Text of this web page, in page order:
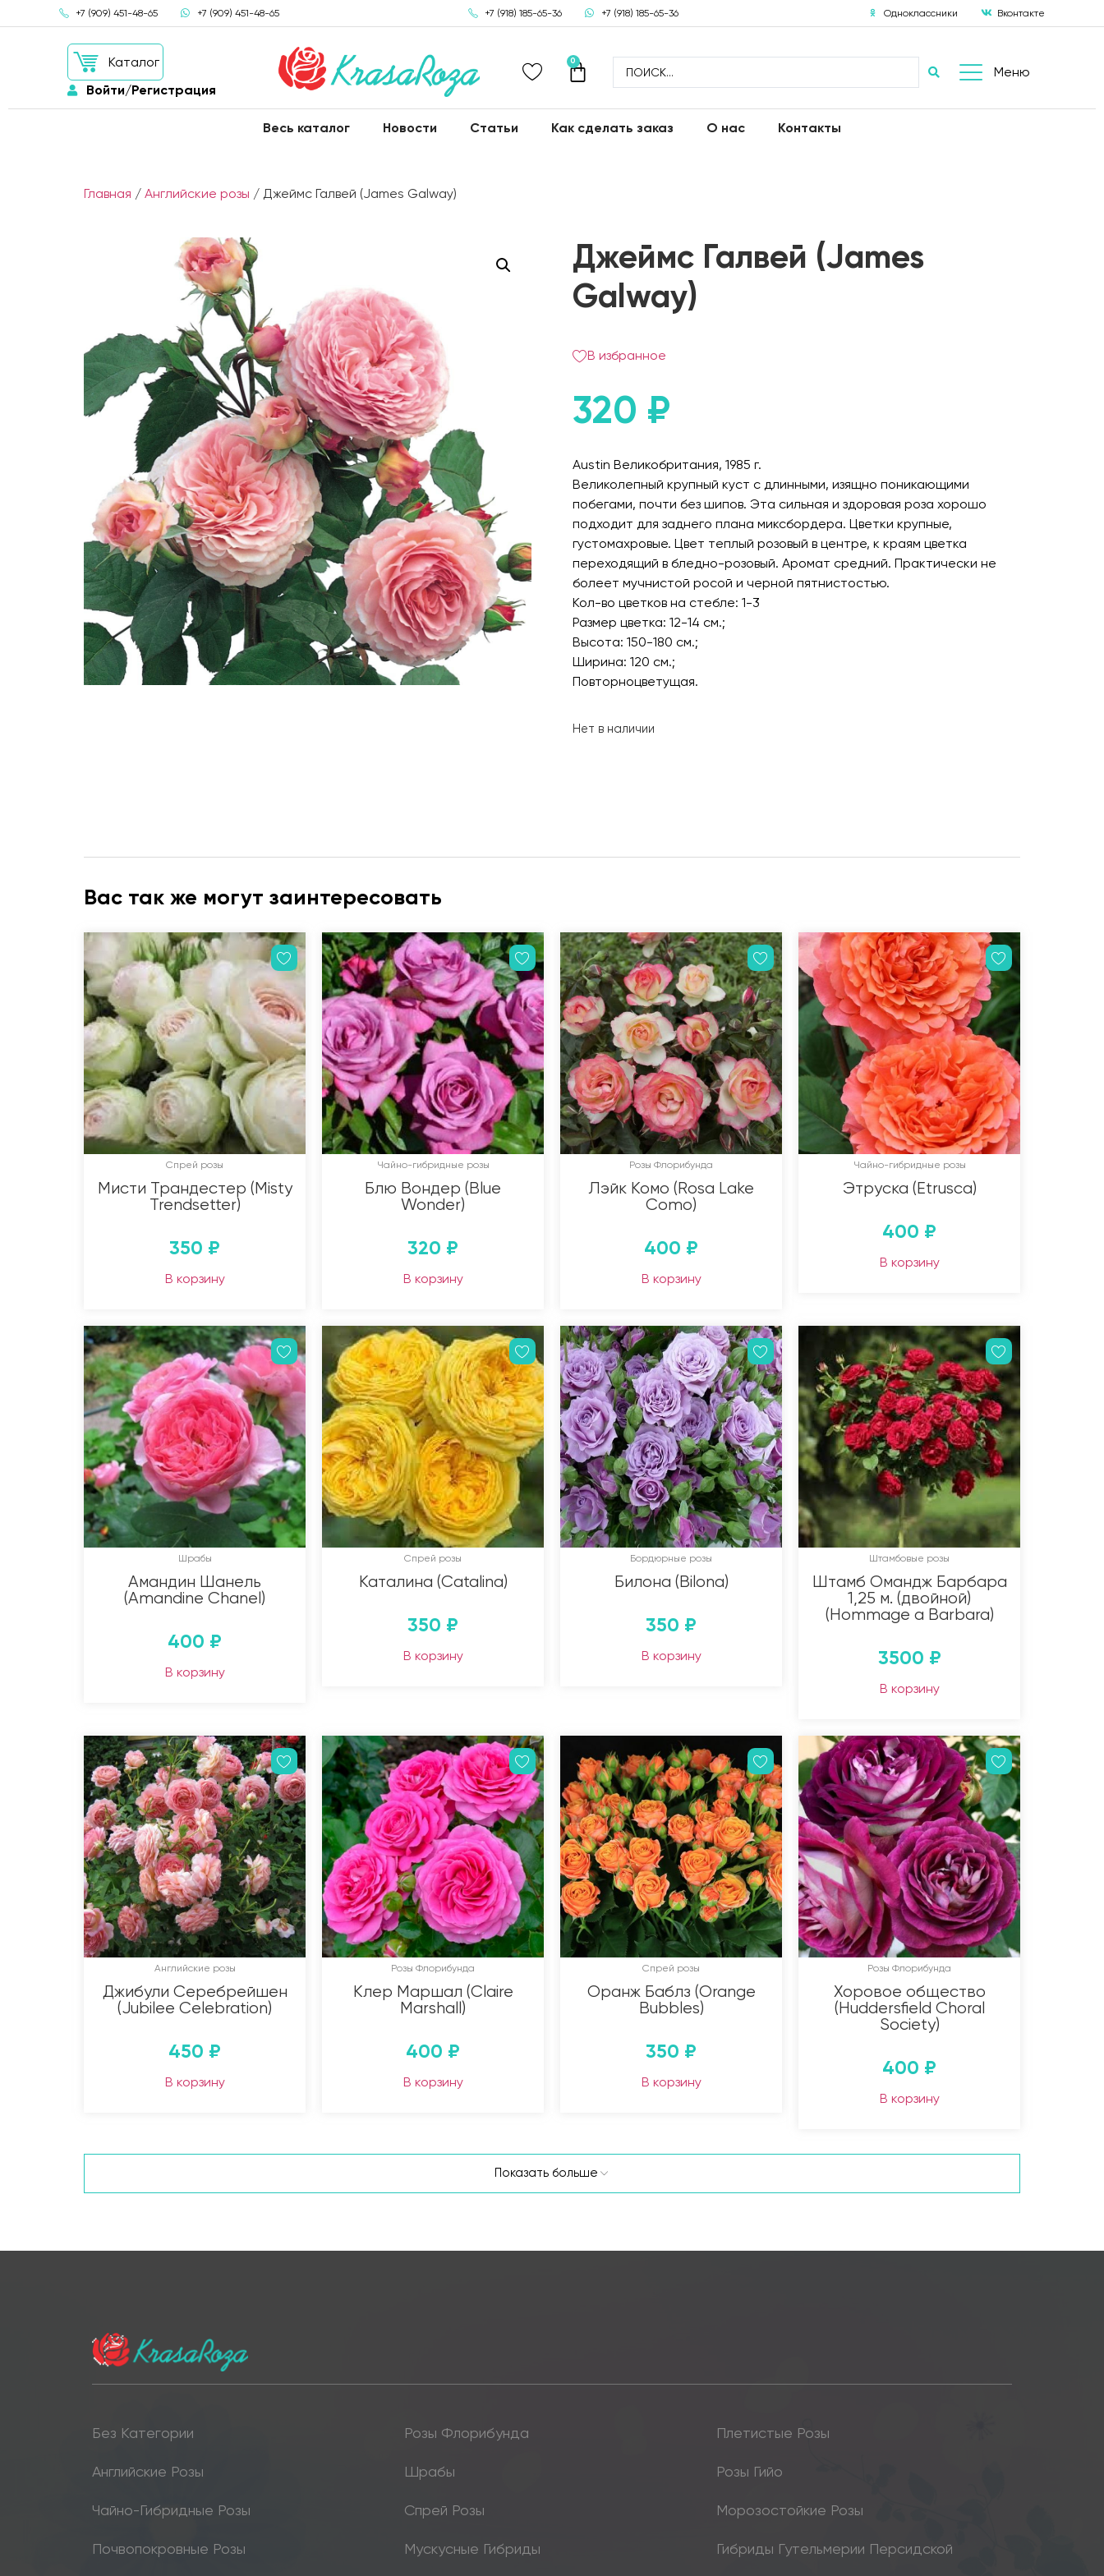
+7 (909) 451-48-65 +7 (909) 451-48-65 +7 (918) 185-65-36 +7 (918) 185-65-36 Одноклассники Вконтакте
Каталог
Войти/Регистрация
0
Меню
Весь каталог Новости Статьи Как сделать заказ О нас Контакты
Главная / Английские розы / Джеймс Галвей (James Galway)
Джеймс Галвей (James
Galway)
В избранное
320 ₽
Austin Великобритания, 1985 г.
Великолепный крупный куст с длинными, изящно поникающими
побегами, почти без шипов. Эта сильная и здоровая роза хорошо
подходит для заднего плана миксбордера. Цветки крупные,
густомахровые. Цвет теплый розовый в центре, к краям цветка
переходящий в бледно-розовый. Аромат средний. Практически не
болеет мучнистой росой и черной пятнистостью.
Кол-во цветков на стебле: 1-3
Размер цветка: 12-14 см.;
Высота: 150-180 см.;
Ширина: 120 см.;
Повторноцветущая.
Нет в наличии
Вас так же могут заинтересовать
Спрей розы
Мисти Трандестер (Misty
Trendsetter)
350 ₽
В корзину
Чайно-гибридные розы
Блю Вондер (Blue
Wonder)
320 ₽
В корзину
Розы Флорибунда
Лэйк Комо (Rosa Lake
Como)
400 ₽
В корзину
Чайно-гибридные розы
Этруска (Etrusca)
400 ₽
В корзину
Шрабы
Амандин Шанель
(Amandine Chanel)
400 ₽
В корзину
Спрей розы
Каталина (Catalina)
350 ₽
В корзину
Бордюрные розы
Билона (Bilona)
350 ₽
В корзину
Штамбовые розы
Штамб Омандж Барбара
1,25 м. (двойной)
(Hommage a Barbara)
3500 ₽
В корзину
Английские розы
Джибули Серебрейшен
(Jubilee Celebration)
450 ₽
В корзину
Розы Флорибунда
Клер Маршал (Claire
Marshall)
400 ₽
В корзину
Спрей розы
Оранж Баблз (Orange
Bubbles)
350 ₽
В корзину
Розы Флорибунда
Хоровое общество
(Huddersfield Choral
Society)
400 ₽
В корзину
Показать больше
Без Категории Розы Флорибунда Плетистые Розы
Английские Розы Шрабы Розы Гийо
Чайно-Гибридные Розы Спрей Розы Морозостойкие Розы
Почвопокровные Розы Мускусные Гибриды Гибриды Гутельмерии Персидской